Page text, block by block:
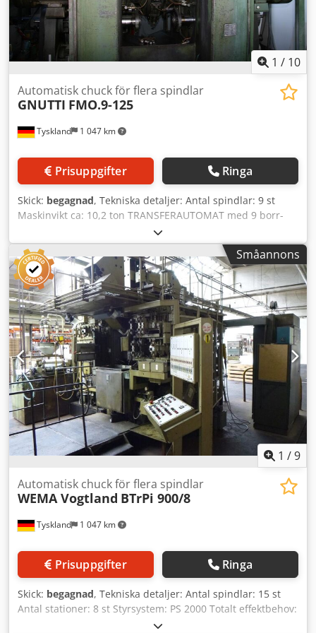
1 / 10
Tyskland 1 047 km
Automatisk chuck för flera spindlar
GNUTTI FMO.9-125
Prisuppgifter Ringa
Skick: begagnad, Tekniska detaljer: Antal spindlar: 9 st
Maskinvikt ca: 10,2 ton TRANSFERAUTOMAT med 9 borr-
och frässpindlar - höger: 2x borr- och frässpindel samt 1x
gängspindel med 9 steg - vänster: 2x borr- och frässpindel
samt 1x gängspindel med 9 steg, samt radiellt 2x flexibla
borr- och frässpindlar och 1x flexibel gängspindel med 9
steg, i.D. Cedpfeu Idwnjx Afdeha
Småannons
1 /9
Tyskland 1 047 km
Automatisk chuck för flera spindlar
WEMA Vogtland BTrPi 900/8
Prisuppgifter Ringa
Skick: begagnad, Tekniska detaljer: Antal spindlar: 15 st
Antal stationer: 8 st Styrsystem: PS 2000 Totalt effektbehov:
83,0 kW Maskinvikt ca.: 17,0 t Platsbehov ca.: LxBxH: 5,0 x